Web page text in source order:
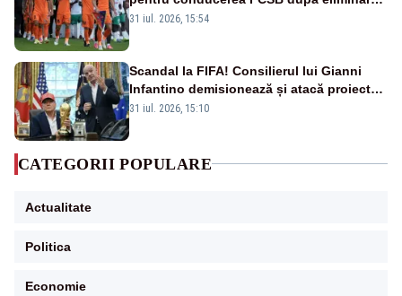
rușinoasă din Conference League
31 iul. 2026, 15:54
Scandal la FIFA! Consilierul lui Gianni
Infantino demisionează și atacă proiectul
privind investitorii străini
31 iul. 2026, 15:10
CATEGORII POPULARE
Actualitate
Politica
Economie